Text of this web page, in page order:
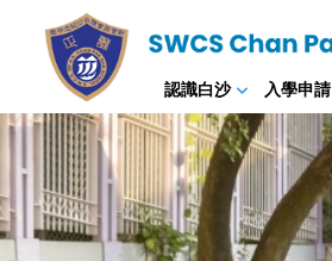
認識白沙 入學申請